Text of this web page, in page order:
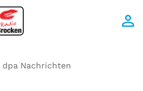
dpa Nachrichten